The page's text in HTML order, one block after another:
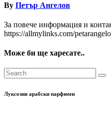
By Петър Ангелов
За повече информация и
https://allmylinks.com/
Може би ще харесате..
Луксозни арабски парфюми